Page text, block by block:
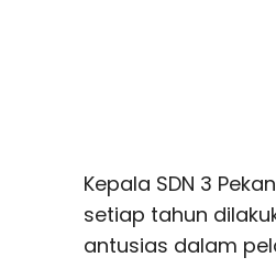
Kepala SDN 3
setiap tahun
antusias dalam